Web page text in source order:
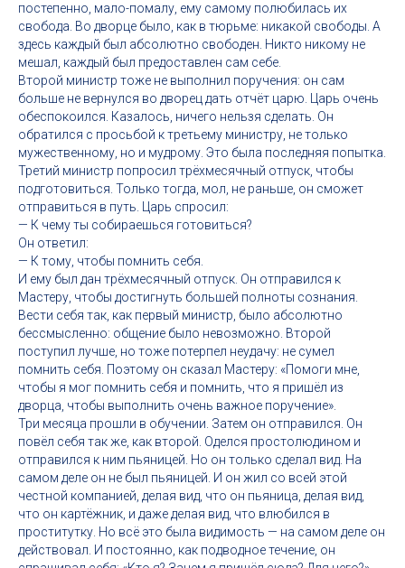
постепенно, мало-помалу, ему самому полюбилась их
свобода. Во дворце было, как в тюрьме: никакой свободы. А
здесь каждый был абсолютно свободен. Никто никому не
мешал, каждый был предоставлен сам себе.
Второй министр тоже не выполнил поручения: он сам
больше не вернулся во дворец дать отчёт царю. Царь очень
обеспокоился. Казалось, ничего нельзя сделать. Он
обратился с просьбой к третьему министру, не только
мужественному, но и мудрому. Это была последняя попытка.
Третий министр попросил трёхмесячный отпуск, чтобы
подготовиться. Только тогда, мол, не раньше, он сможет
отправиться в путь. Царь спросил:
— К чему ты собираешься готовиться?
Он ответил:
— К тому, чтобы помнить себя.
И ему был дан трёхмесячный отпуск. Он отправился к
Мастеру, чтобы достигнуть большей полноты сознания.
Вести себя так, как первый министр, было абсолютно
бессмысленно: общение было невозможно. Второй
поступил лучше, но тоже потерпел неудачу: не сумел
помнить себя. Поэтому он сказал Мастеру: «Помоги мне,
чтобы я мог помнить себя и помнить, что я пришёл из
дворца, чтобы выполнить очень важное поручение».
Три месяца прошли в обучении. Затем он отправился. Он
повёл себя так же, как второй. Оделся простолюдином и
отправился к ним пьяницей. Но он только сделал вид. На
самом деле он не был пьяницей. И он жил со всей этой
честной компанией, делая вид, что он пьяница, делая вид,
что он картёжник, и даже делая вид, что влюбился в
проститутку. Но всё это была видимость — на самом деле он
действовал. И постоянно, как подводное течение, он